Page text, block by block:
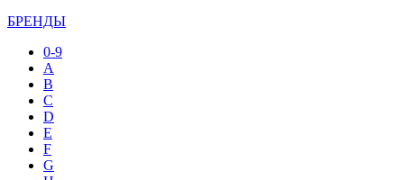
БРЕНДЫ
0-9
A
B
C
D
E
F
G